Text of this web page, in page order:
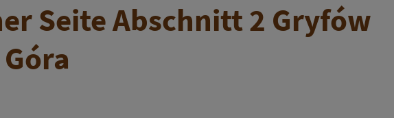
Seite Abschnitt 2 Gryfów